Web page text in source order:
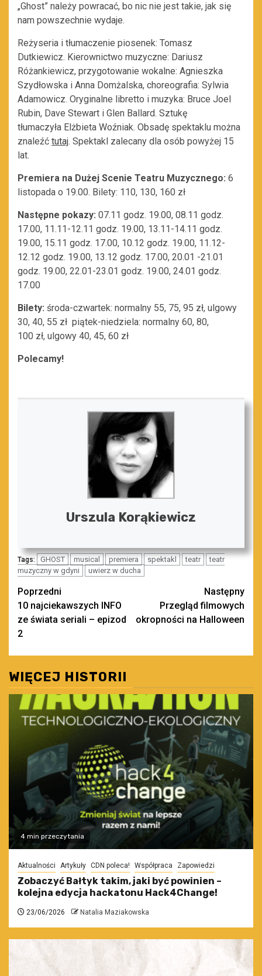
„Ghost” należy powracać, bo nic nie jest takie, jak się
nam powszechnie wydaje.
Reżyseria i tłumaczenie piosenek: Tomasz
Dutkiewicz. Kierownictwo muzyczne: Dariusz
Różankiewicz, przygotowanie wokalne: Agnieszka
Szydłowska i Anna Domżalska, choreografia: Sylwia
Adamowicz. Oryginalne libretto i muzyka: Bruce Joel
Rubin, Dave Stewart i Glen Ballard. Sztukę
tłumaczyła Elżbieta Woźniak. Obsadę spektaklu można
znaleźć tutaj. Spektakl zalecany dla osób powyżej 15
lat.
Premiera na Dużej Scenie Teatru Muzycznego: 6
listopada o 19.00. Bilety: 110, 130, 160 zł
Następne pokazy: 07.11 godz. 19.00, 08.11 godz.
17.00, 11.11-12.11 godz. 19.00, 13.11-14.11 godz.
19.00, 15.11 godz. 17.00, 10.12 godz. 19.00, 11.12-
12.12 godz. 19.00, 13.12 godz. 17.00, 20.01 -21.01
godz. 19.00, 22.01-23.01 godz. 19.00, 24.01 godz.
17.00
Bilety: środa-czwartek: normalny 55, 75, 95 zł, ulgowy
30, 40, 55 zł piątek-niedziela: normalny 60, 80,
100 zł, ulgowy 40, 45, 60 zł
Polecamy!
Urszula Korąkiewicz
Tags: GHOST musical premiera spektakl teatr
teatr
muzyczny w gdyni
uwierz w ducha
Zobacz
wpisy
Poprzedni
10 najciekawszych INFO
ze świata seriali – epizod
2
Następny
Przegląd filmowych
okropności na Halloween
WIĘCEJ HISTORII
4 min przeczytania
Aktualności Artykuły CDN poleca! Współpraca Zapowiedzi
Zobaczyć Bałtyk takim, jaki być powinien –
kolejna edycja hackatonu Hack4Change!
23/06/2026 Natalia Maziakowska